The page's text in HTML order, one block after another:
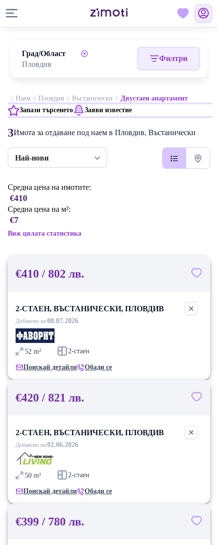
Град/Област
Филтри
Наем Пловдив Въстанически
Двустаен апартамент
Запази търсенето
Заяви известие
3Имота за отдаване под наем в Пловдив, Въстанически
Най-нови
Средна цена на имотите:
€410
Средна цена на м²:
€7
Виж цялата статистика
€410 / 802 лв.
2-СТАЕН, ВЪСТАНИЧЕСКИ, ПЛОВДИВ
Добавено на:08.07.2026
52 m² 2-стаен
Поискай детайли Обади се
€420 / 821 лв.
2-СТАЕН, ВЪСТАНИЧЕСКИ, ПЛОВДИВ
Добавено на:02.06.2026
50 m² 2-стаен
Поискай детайли Обади се
€399 / 780 лв.